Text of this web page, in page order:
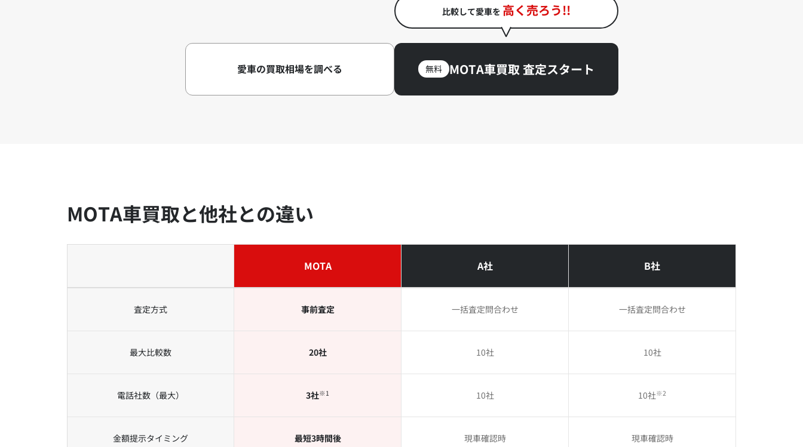
愛車の買取相場を調べる
比較して愛車を 高く売ろう!!
無料 MOTA車買取 査定スタート
MOTA車買取と他社との違い
MOTA A社 B社
査定方式 事前査定 一括査定問合わせ 一括査定問合わせ
最大比較数 20社 10社 10社
電話社数 （最大） 3社※1 10社 10社※2
金額提示タイミング 最短3時間後 現車確認時 現車確認時